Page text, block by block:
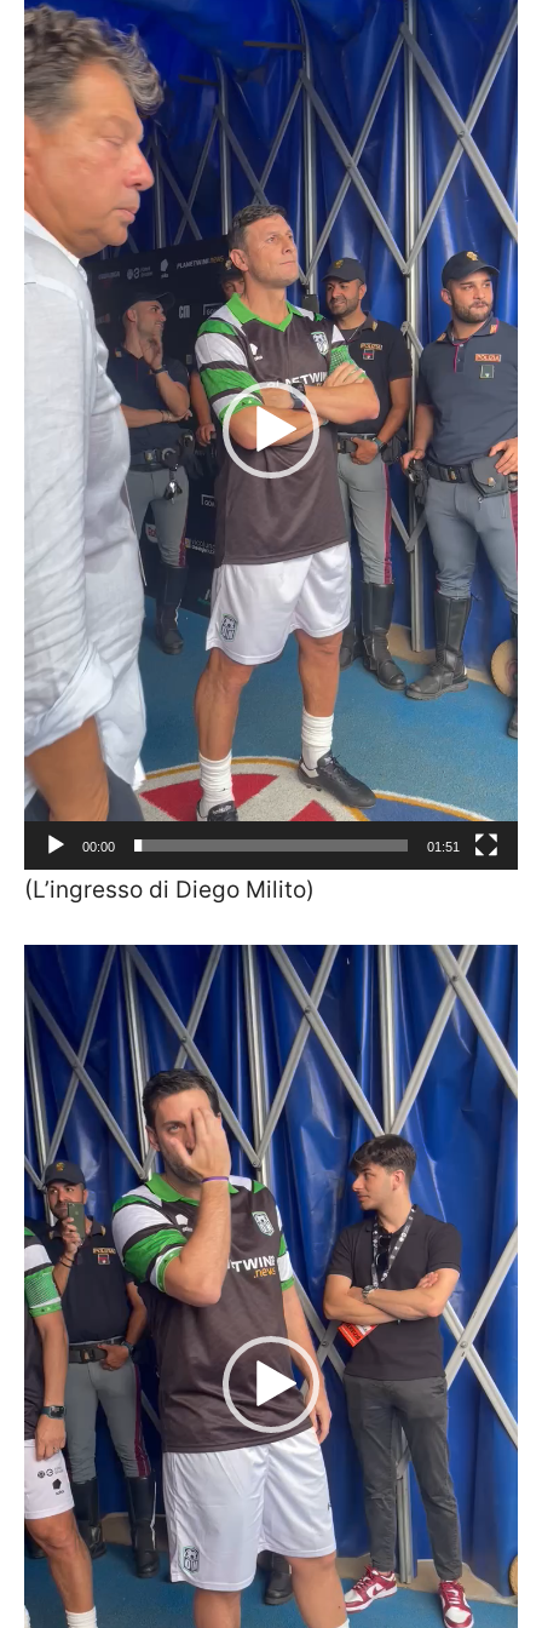
Video
Player
00:00 01:51
(L’ingresso di Diego Milito)
Video
Player